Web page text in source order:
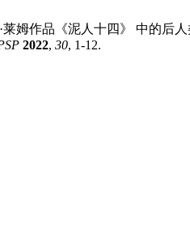
莱姆作品《泥人十四》 中的后
2022, 30, 1-12.